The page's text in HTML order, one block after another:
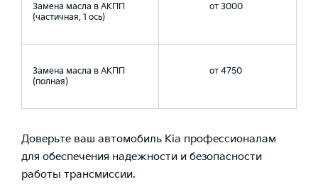
Замена масла в АКПП
(частичная, 1 ось)
от 3000
Замена масла в АКПП
(полная)
от 4750
Доверьте ваш автомобиль Kia профессионалам
для обеспечения надежности и безопасности
работы трансмиссии.